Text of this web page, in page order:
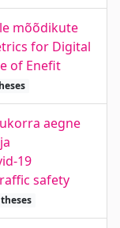
mõõdikute
for Digital
of Enefit
aegne
19
safety